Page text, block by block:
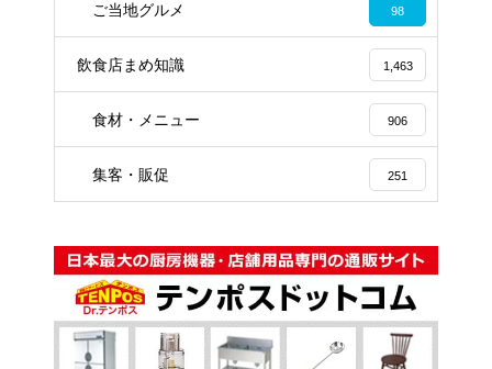
ご当地グルメ 98
飲食店まめ知識 1,463
食材・メニュー 906
集客・販促 251